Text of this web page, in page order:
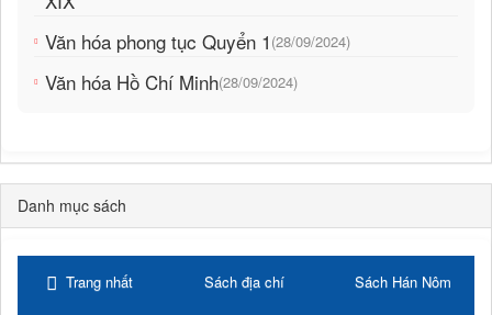
Văn hóa phong tục Quyển 1 (28/09/2024)
Văn hóa Hồ Chí Minh(28/09/2024)
Danh mục sách
Trang nhất Sách địa chí Sách Hán Nôm